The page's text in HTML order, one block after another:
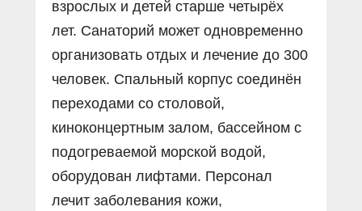
взрослых и детей старше четырёх
лет. Санаторий может одновременно
организовать отдых и лечение до 300
человек. Спальный корпус соединён
переходами со столовой,
киноконцертным залом, бассейном с
подогреваемой морской водой,
оборудован лифтами. Персонал
лечит заболевания кожи,